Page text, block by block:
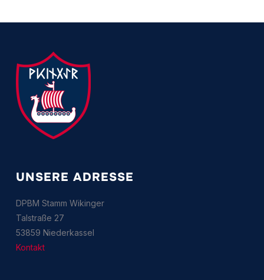
UNSERE ADRESSE
DPBM Stamm Wikinger
Talstraße 27
53859 Niederkassel
Kontakt